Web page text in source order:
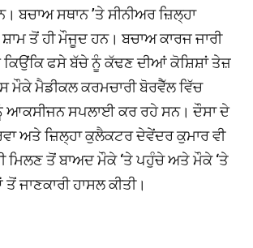
ਬਚਾਅ ਸਥਾਨ ’ਤੇ ਸੀਨੀਅਰ ਜ਼ਿਲ੍ਹਾ
ਤੋਂ ਹੀ ਮੌਜੂਦ ਹਨ। ਬਚਾਅ ਕਾਰਜ ਜਾਰੀ
ਕਿਉਂਕਿ ਫਸੇ ਬੱਚੇ ਨੂੰ ਕੱਢਣ ਦੀਆਂ ਕੋਸ਼ਿਸ਼ਾਂ ਤੇਜ਼
ਮੈਡੀਕਲ ਕਰਮਚਾਰੀ ਬੋਰਵੈੱਲ ਵਿੱਚ
ਆਕਸੀਜਨ ਸਪਲਾਈ ਕਰ ਰਹੇ ਸਨ। ਦੌਸਾ ਦੇ
ਅਤੇ ਜ਼ਿਲ੍ਹਾ ਕੁਲੈਕਟਰ ਦੇਵੇਂਦਰ ਕੁਮਾਰ ਵੀ
ਮਿਲਣ ਤੋਂ ਬਾਅਦ ਮੌਕੇ ‘ਤੇ ਪਹੁੰਚੇ ਅਤੇ ਮੌਕੇ ‘ਤੇ
ਜਾਣਕਾਰੀ ਹਾਸਲ ਕੀਤੀ।